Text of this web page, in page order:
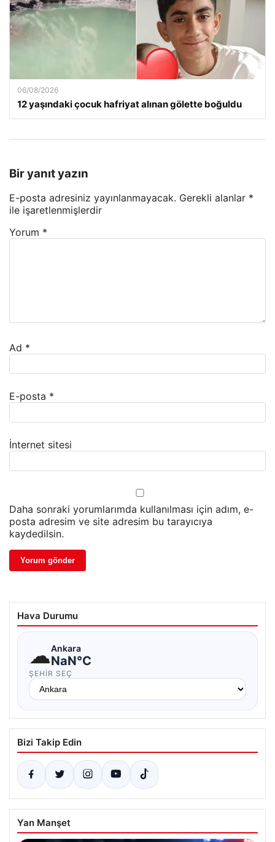
06/08/2026
12 yaşındaki çocuk hafriyat alınan gölette boğuldu
Bir yanıt yazın
E-posta adresiniz yayınlanmayacak. Gerekli alanlar *
ile işaretlenmişlerdir
Yorum *
Ad *
E-posta *
İnternet sitesi
Daha sonraki yorumlarımda kullanılması için adım, e-
posta adresim ve site adresim bu tarayıcıya
kaydedilsin.
Hava Durumu
☁Ankara
NaN°C
ŞEHIR SEÇ
Bizi Takip Edin
Yan Manşet